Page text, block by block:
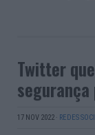
Twitter
17 NOV 2022 · REDES